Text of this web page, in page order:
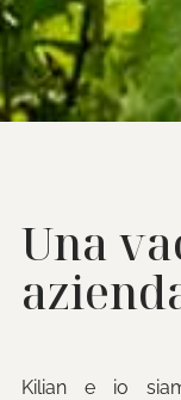
Una
Kilian e io